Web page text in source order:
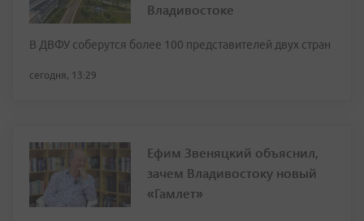
Владивостоке
В ДВФУ соберутся более 100 представителей двух стран
сегодня, 13:29
Ефим Звеняцкий объяснил,
зачем Владивостоку новый
«Гамлет»